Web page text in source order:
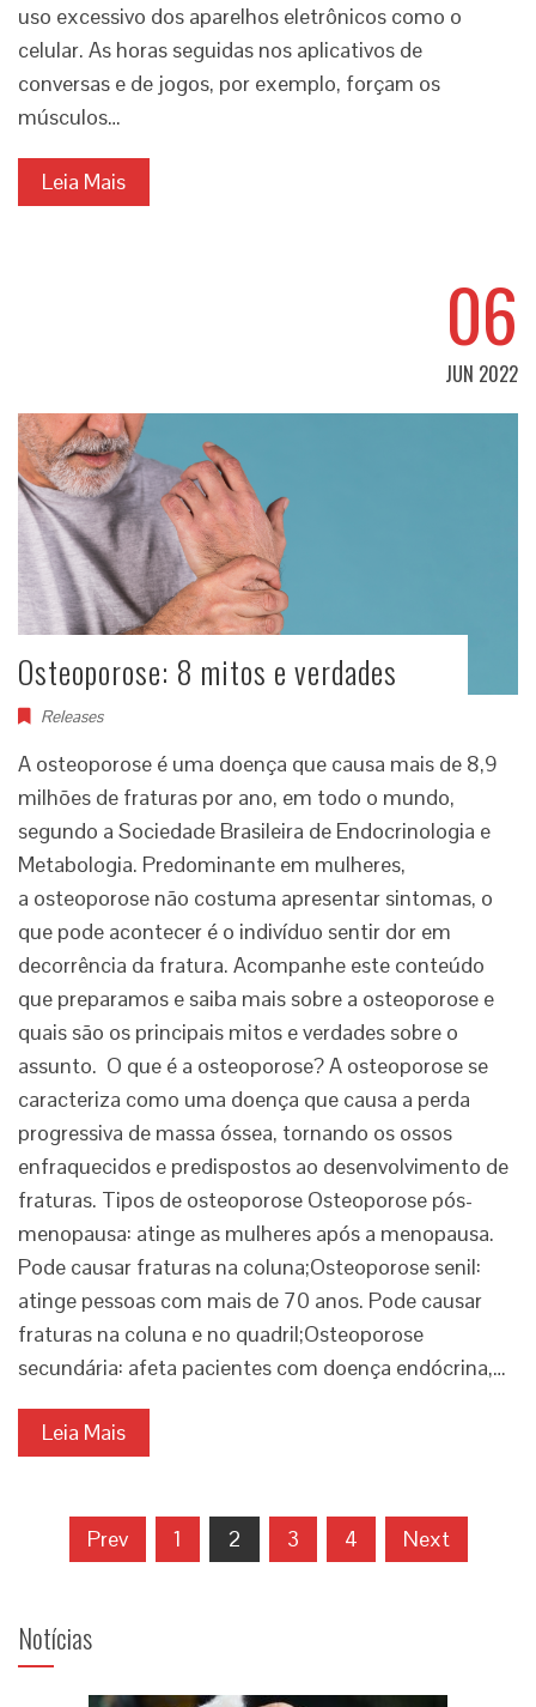
uso excessivo dos aparelhos eletrônicos como o
celular. As horas seguidas nos aplicativos de
conversas e de jogos, por exemplo, forçam os
músculos…
Leia Mais
06
JUN 2022
Osteoporose: 8 mitos e verdades
Releases
A osteoporose é uma doença que causa mais de 8,9
milhões de fraturas por ano, em todo o mundo,
segundo a Sociedade Brasileira de Endocrinologia e
Metabologia. Predominante em mulheres,
a osteoporose não costuma apresentar sintomas, o
que pode acontecer é o indivíduo sentir dor em
decorrência da fratura. Acompanhe este conteúdo
que preparamos e saiba mais sobre a osteoporose e
quais são os principais mitos e verdades sobre o
assunto. O que é a osteoporose? A osteoporose se
caracteriza como uma doença que causa a perda
progressiva de massa óssea, tornando os ossos
enfraquecidos e predispostos ao desenvolvimento de
fraturas. Tipos de osteoporose Osteoporose pós-
menopausa: atinge as mulheres após a menopausa.
Pode causar fraturas na coluna;Osteoporose senil:
atinge pessoas com mais de 70 anos. Pode causar
fraturas na coluna e no quadril;Osteoporose
secundária: afeta pacientes com doença endócrina,…
Leia Mais
Prev 1 2 3 4 Next
Notícias